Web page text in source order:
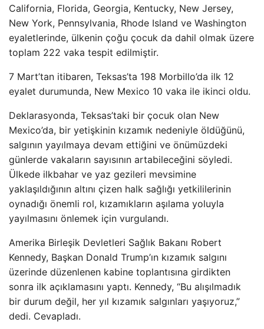
California, Florida, Georgia, Kentucky, New Jersey,
New York, Pennsylvania, Rhode Island ve Washington
eyaletlerinde, ülkenin çoğu çocuk da dahil olmak üzere
toplam 222 vaka tespit edilmiştir.
7 Mart’tan itibaren, Teksas’ta 198 Morbillo’da ilk 12
eyalet durumunda, New Mexico 10 vaka ile ikinci oldu.
Deklarasyonda, Teksas’taki bir çocuk olan New
Mexico’da, bir yetişkinin kızamık nedeniyle öldüğünü,
salgının yayılmaya devam ettiğini ve önümüzdeki
günlerde vakaların sayısının artabileceğini söyledi.
Ülkede ilkbahar ve yaz gezileri mevsimine
yaklaşıldığının altını çizen halk sağlığı yetkililerinin
oynadığı önemli rol, kızamıkların aşılama yoluyla
yayılmasını önlemek için vurgulandı.
Amerika Birleşik Devletleri Sağlık Bakanı Robert
Kennedy, Başkan Donald Trump’ın kızamık salgını
üzerinde düzenlenen kabine toplantısına girdikten
sonra ilk açıklamasını yaptı. Kennedy, “Bu alışılmadık
bir durum değil, her yıl kızamık salgınları yaşıyoruz,”
dedi. Cevapladı.